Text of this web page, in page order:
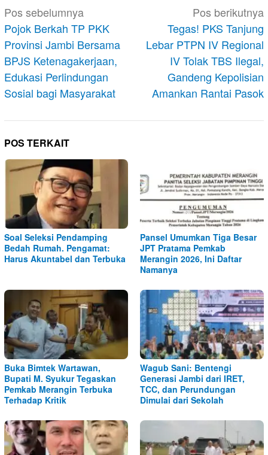
Navigasi
pos
Pos sebelumnya
Pojok Berkah TP PKK
Provinsi Jambi Bersama
BPJS Ketenagakerjaan,
Edukasi Perlindungan
Sosial bagi Masyarakat
Pos berikutnya
Tegas! PKS Tanjung
Lebar PTPN IV Regional
IV Tolak TBS Ilegal,
Gandeng Kepolisian
Amankan Rantai Pasok
POS TERKAIT
Soal Seleksi Pendamping
Bedah Rumah. Pengamat:
Harus Akuntabel dan Terbuka
Pansel Umumkan Tiga Besar
JPT Pratama Pemkab
Merangin 2026, Ini Daftar
Namanya
Buka Bimtek Wartawan,
Bupati M. Syukur Tegaskan
Pemkab Merangin Terbuka
Terhadap Kritik
Wagub Sani: Bentengi
Generasi Jambi dari IRET,
TCC, dan Perundungan
Dimulai dari Sekolah